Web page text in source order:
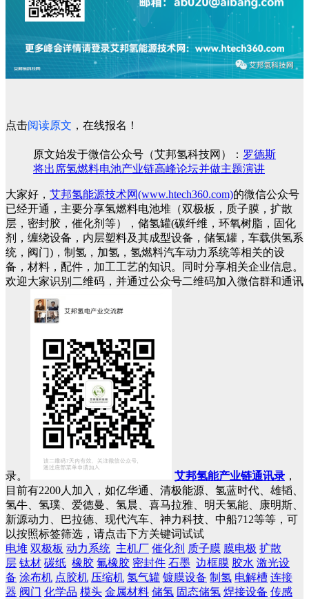
点击阅读原文 ，在线报名！
原文始发于微信公众号（艾邦氢科技网）： 罗德斯
将出席氢燃料电池产业链高峰论坛并做主题演讲
大家好， 艾邦氢能源技术网(www.htech360.com)的微信公众号
已经开通，主要分享氢燃料电池堆（双极板，质子膜，扩散
层，密封胶，催化剂等），储氢罐(碳纤维，环氧树脂，固化
剂，缠绕设备，内层塑料及其成型设备，储氢罐，车载供氢系
统，阀门)，制氢，加氢，氢燃料汽车动力系统等相关的设
备，材料，配件，加工工艺的知识。同时分享相关企业信息。
欢迎大家识别二维码，并通过公众号二维码加入微信群和通讯
录。 艾邦氢能产业链通讯录 ，
目前有2200人加入，如亿华通、清极能源、氢蓝时代、雄韬、
氢牛、氢璞、爱德曼、氢晨、喜马拉雅、明天氢能、康明斯、
新源动力、巴拉德、现代汽车、神力科技、中船712等等，可
以按照标签筛选，请点击下方关键词试试
电堆 双极板 动力系统 主机厂 催化剂 质子膜 膜电极 扩散
层 钛材 碳纸 橡胶 氟橡胶 密封件 石墨 边框膜 胶水 激光设
备 涂布机 点胶机 压缩机 氢气罐 镀膜设备 制氢 电解槽 连接
器 阀门 化学品 模头 金属材料 储氢 固态储氢 焊接设备 传感